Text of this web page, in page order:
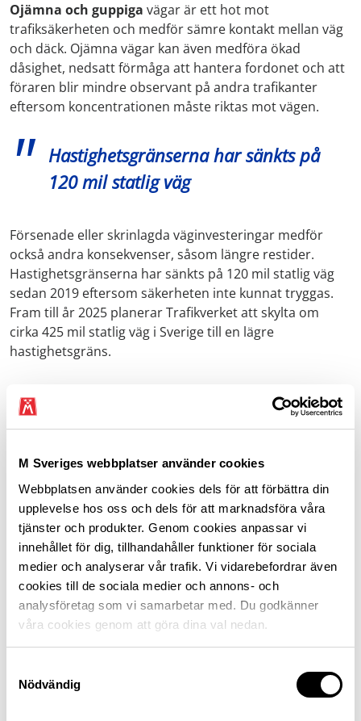
M Sveriges webbplatser använder cookies
Webbplatsen använder cookies dels för att förbättra din
upplevelse hos oss och dels för att marknadsföra våra
tjänster och produkter. Genom cookies anpassar vi
innehållet för dig, tillhandahåller funktioner för sociala
medier och analyserar vår trafik. Vi vidarebefordrar även
cookies till de sociala medier och annons- och
analysföretag som vi samarbetar med. Du godkänner
våra cookies genom att göra dina val nedan.
Nödvändig
Ojämna och guppiga vägar är ett hot mot
trafiksäkerheten och medför sämre kontakt mellan väg
och däck. Ojämna vägar kan även medföra ökad
dåsighet, nedsatt förmåga att hantera fordonet och att
föraren blir mindre observant på andra trafikanter
eftersom koncentrationen måste riktas mot vägen.
Hastighetsgränserna har sänkts på
120 mil statlig väg
Försenade eller skrinlagda väginvesteringar medför
också andra konsekvenser, såsom längre restider.
Hastighetsgränserna har sänkts på 120 mil statlig väg
sedan 2019 eftersom säkerheten inte kunnat tryggas.
Fram till år 2025 planerar Trafikverket att skylta om
cirka 425 mil statlig väg i Sverige till en lägre
hastighetsgräns.
Vägnätet är en viktig del av vårt
samhälle
Fungerande och säkra vägar behövs för att hela landet
ska leva. Vägtrafiken står för över 80 procent av alla
persontransporter och en majoritet av allt
godstransportarbete. Ett eftersatt vägunderhåll
försvårar vardagen och äventyrar trafiksäkerheten för
alla människor som behöver bilen för att ta sig till
arbetet, läkaren och affären.
Alla trafikanter förtjänar en säker